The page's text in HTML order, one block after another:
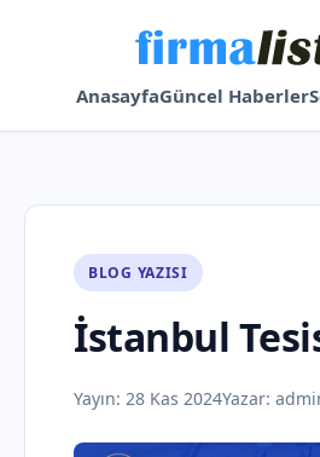
AnasayfaGüncel Haberler
BLOG YAZISI
İstanbul
Yayın: 28 Kas 2024Yazar: